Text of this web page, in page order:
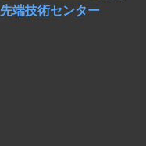
先端技術センター